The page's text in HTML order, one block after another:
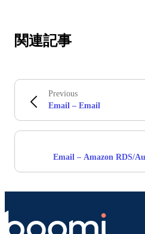
関連記事
Previous
Email – Email
Email – Amazon RDS/